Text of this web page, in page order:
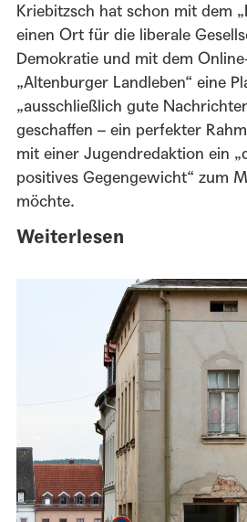
Kriebitzsch hat schon mit dem
einen Ort für die liberale
Demokratie und mit dem
„Altenburger Landleben“ eine
„ausschließlich gute
geschaffen – ein perfekter
mit einer Jugendredaktion ein
positives Gegengewicht“ zum
möchte.
Weiterlesen